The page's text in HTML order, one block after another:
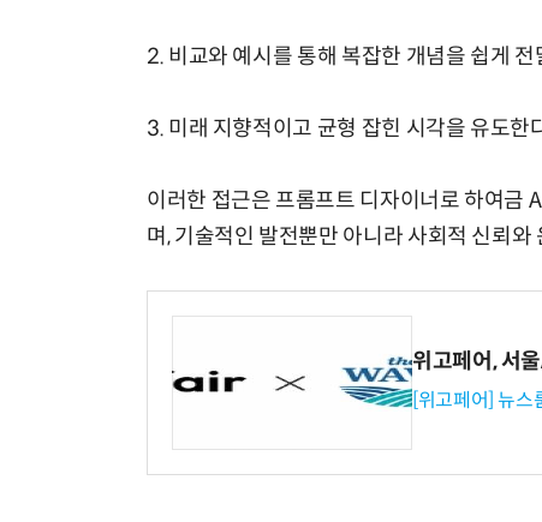
2. 비교와 예시를 통해 복잡한 개념을 쉽게 전
3. 미래 지향적이고 균형 잡힌 시각을 유도한
이러한 접근은 프롬프트 디자이너로 하여금
며, 기술적인 발전뿐만 아니라 사회적 신뢰
위고페어, 서
[위고페어] 뉴스